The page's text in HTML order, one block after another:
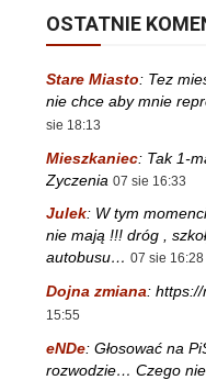
OSTATNIE
Stare Miasto: Tez
nie chce aby mnie
sie 18:13
Mieszkaniec: Tak 1-
Zyczenia 07 sie 16:33
Julek: W tym
nie mają !!! dróg ,
autobusu… 07 sie 16:28
Dojna zmiana:
15:55
eNDe: Głosować na
rozwodzie… Czego nie